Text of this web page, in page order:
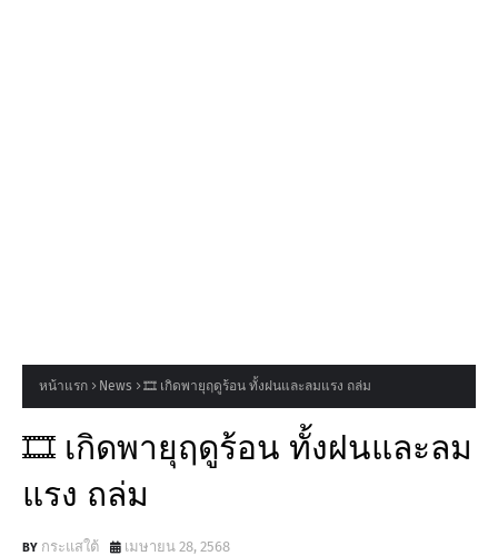
หน้าแรก News 🎞 เกิดพายุฤดูร้อน ทั้งฝนและลมแรง ถล่ม
🎞 เกิดพายุฤดูร้อน ทั้งฝนและลม
แรง ถล่ม
กระแสใต้ เมษายน 28, 2568